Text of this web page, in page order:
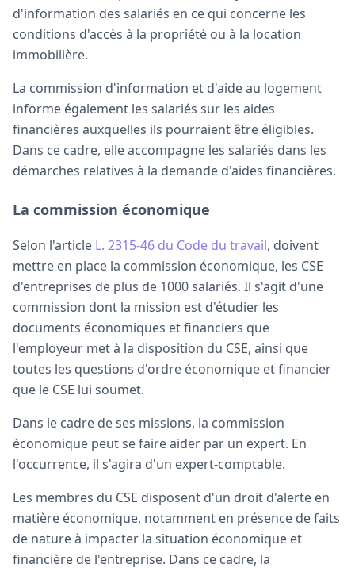
d'information des salariés en ce qui concerne les
conditions d'accès à la propriété ou à la location
immobilière.
La commission d'information et d'aide au logement
informe également les salariés sur les aides
financières auxquelles ils pourraient être éligibles.
Dans ce cadre, elle accompagne les salariés dans les
démarches relatives à la demande d'aides financières.
La commission économique
Selon l'article L. 2315-46 du Code du travail, doivent
mettre en place la commission économique, les CSE
d'entreprises de plus de 1000 salariés. Il s'agit d'une
commission dont la mission est d'étudier les
documents économiques et financiers que
l'employeur met à la disposition du CSE, ainsi que
toutes les questions d'ordre économique et financier
que le CSE lui soumet.
Dans le cadre de ses missions, la commission
économique peut se faire aider par un expert. En
l'occurrence, il s'agira d'un expert-comptable.
Les membres du CSE disposent d'un droit d'alerte en
matière économique, notamment en présence de faits
de nature à impacter la situation économique et
financière de l'entreprise. Dans ce cadre, la